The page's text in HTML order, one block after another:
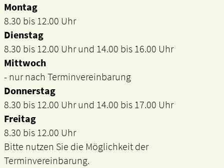
Montag
8.30 bis 12.00 Uhr
Dienstag
8.30 bis 12.00 Uhr und 14.00 bis 16.00 Uhr
Mittwoch
- nur nach Terminvereinbarung
Donnerstag
8.30 bis 12.00 Uhr und 14.00 bis 17.00 Uhr
Freitag
8.30 bis 12.00 Uhr
Bitte nutzen Sie die Möglichkeit der
Terminvereinbarung.